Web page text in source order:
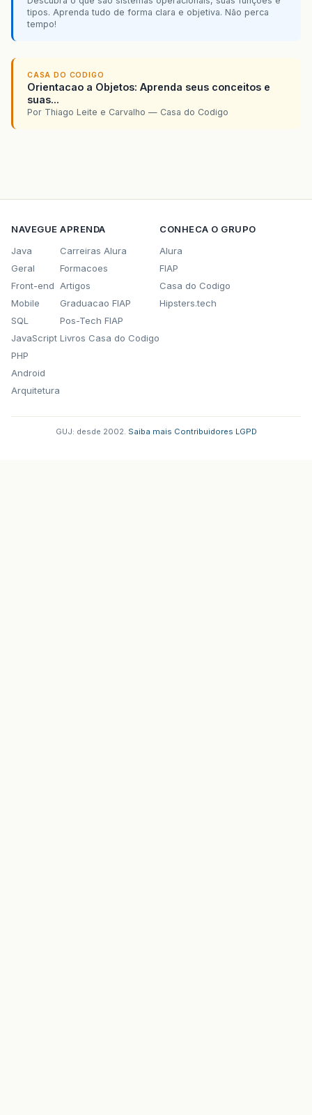
tipos. Aprenda tudo de forma clara e objetiva. Não perca
tempo!
CASA DO CODIGO
Orientacao a Objetos: Aprenda seus conceitos e
suas...
Por Thiago Leite e Carvalho — Casa do Codigo
NAVEGUE
Java
Geral
Front-end
Mobile
SQL
JavaScript
PHP
Android
Arquitetura
APRENDA
Carreiras Alura
Formacoes
Artigos
Graduacao FIAP
Pos-Tech FIAP
Livros Casa do Codigo
CONHECA O GRUPO
Alura
FIAP
Casa do Codigo
Hipsters.tech
GUJ: desde 2002. Saiba mais Contribuidores LGPD